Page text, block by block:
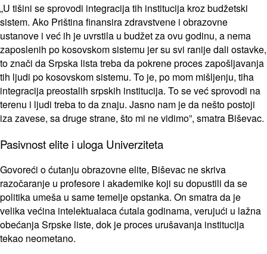
„U tišini se sprovodi integracija tih institucija kroz budžetski
sistem. Ako Priština finansira zdravstvene i obrazovne
ustanove i već ih je uvrstila u budžet za ovu godinu, a nema
zaposlenih po kosovskom sistemu jer su svi ranije dali ostavke,
to znači da Srpska lista treba da pokrene proces zapošljavanja
tih ljudi po kosovskom sistemu. To je, po mom mišljenju, tiha
integracija preostalih srpskih institucija. To se već sprovodi na
terenu i ljudi treba to da znaju. Jasno nam je da nešto postoji
iza zavese, sa druge strane, što mi ne vidimo”, smatra Biševac.
Pasivnost elite i uloga Univerziteta
Govoreći o ćutanju obrazovne elite, Biševac ne skriva
razočaranje u profesore i akademike koji su dopustili da se
politika umeša u same temelje opstanka. On smatra da je
velika većina intelektualaca ćutala godinama, verujući u lažna
obećanja Srpske liste, dok je proces urušavanja institucija
tekao neometano.